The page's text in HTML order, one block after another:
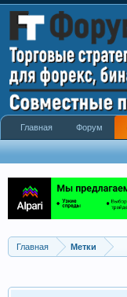
Главная Метки
Главная Форум